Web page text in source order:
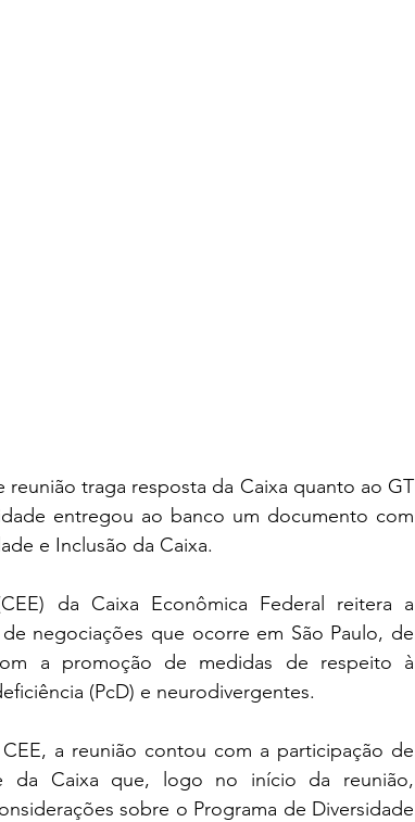
traga resposta da Caixa quanto ao GT
entregou ao banco um documento com
e Inclusão da Caixa.
da Caixa Econômica Federal reitera a
negociações que ocorre em São Paulo, de
a promoção de medidas de respeito à
(PcD) e neurodivergentes.
a reunião contou com a participação de
da Caixa que, logo no início da reunião,
sobre o Programa de Diversidade